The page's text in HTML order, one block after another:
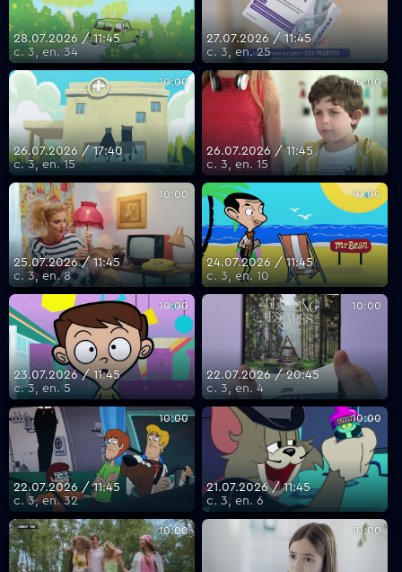
28.07.2026 / 11:45
с. 3, еп. 34
27.07.2026 / 11:45
с. 3, еп. 25
10:00
26.07.2026 / 17:40
с. 3, еп. 15
10:00
26.07.2026 / 11:45
с. 3, еп. 15
10:00
25.07.2026 / 11:45
с. 3, еп. 8
10:00
24.07.2026 / 11:45
с. 3, еп. 10
10:00
23.07.2026 / 11:45
с. 3, еп. 5
10:00
22.07.2026 / 20:45
с. 3, еп. 4
10:00
22.07.2026 / 11:45
с. 3, еп. 32
10:00
21.07.2026 / 11:45
с. 3, еп. 6
10:00 10:00